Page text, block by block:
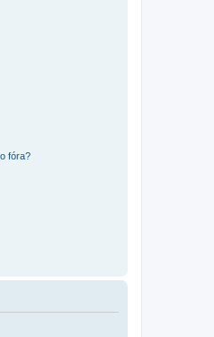
fóra?